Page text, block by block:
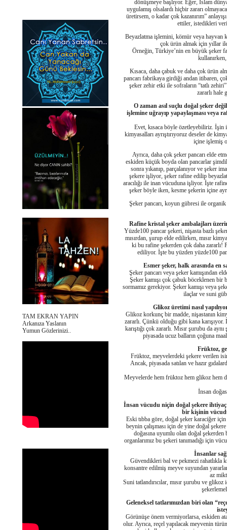
TAM EKRAN YAPIN
Arkanıza Yaslanın
Yumun Gözlerinizi..
dönüşmeye başlıyor. Eğer, İslam
uygulamış olsalardı hiçbir zararı
üretirsem, o kadar çok kazanırım”
ettiler, istedikleri
Beyazlatma işlemini, kömür veya hayvan
çok ürün almak için yıllar
Örneğin, Türkiye’nin en büyük şeker
Kısaca, daha çabuk ve daha çok ürün
pancarı fabrikaya girdiği andan itibaren,
şeker zehir etki ile sofraların “tatlı
zararlı hale
O zaman asıl suçlu doğal şeker
işlemine uğrayıp yapaylaşması veya
Evet, kısaca böyle özetleyebiliriz. İşin
kimyasalları ayrıştırıyoruz deseler de
içine işlemiş
Ayrıca, daha çok şeker pancarı elde
eskiden küçük boyda olan pancarlar
sonra yıkanıp, parçalanıyor ve şeker
şekere işliyor, şeker rafine edilip
aracılığı ile inan vücuduna işliyor. İşte
şeker böyle iken, kesme şekerin içine
Şeker pancarı, koyun gübresi ile
Rafine kristal şeker ambalajları
Yüzde100 pancar şekeri, nişasta bazlı
mısırdan, şurup elde edilirken, mısır
ki bu rafine şekerden çok daha zararlı!
ediliyor. İşte bu yüzden yüzde100
Esmer şeker, halk arasında en
Şeker pancarı veya şeker kamışından
Şeker kamışı çok çabuk böceklenen
sormamız gerekiyor. Şeker kamışı veya
ilaçlar ve suni
Glikoz üretimi nasıl
Glikoz korkunç bir madde, nişastanın
zararlı. Çünkü olduğu gibi kana
karıştığı çok zararlı. Mısır şurubu da
piyasada ucuz balların çoğuna
Früktoz,
Früktoz, meyvelerdeki şekere verilen
Ancak, piyasada satılan ve hazır
Meyvelerde hem früktoz hem glikoz hem
İnsan
İnsan vücudu niçin doğal şekere
bir kişinin
Eski tıbba göre, doğal şeker karaciğer
beynin çalışması için de yine doğal
doğasına uyumlu olan doğal şekerden
organlarımız bu şekeri tanımadığı için
İnsanlar
Güvendikleri bal ve pekmezi rahatlıkla
konsantre edilmiş meyve suyundan
az
Suni tatlandırıcılar, mısır şurubu ve
Geleneksel tatlarımızdan biri olan
Görünüşe önem vermiyorlarsa, eskiden
olur. Ayrıca, reçel yapılacak meyvenin